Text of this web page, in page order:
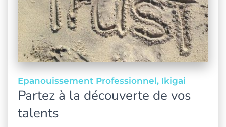
Epanouissement Professionnel Ikigai
Partez à la découverte de vos
talents